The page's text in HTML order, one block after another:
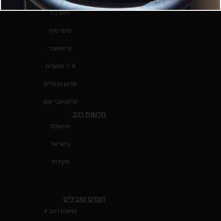
האצ'בק
סופר מיני
קרוסאובר
7-8 מושבים
סדאן מנהלים
קרוסאובר קטן
חדשות רכב
מהעולם
בישראל
סקירות
דגמים מובילים
טויוטה ראב 4